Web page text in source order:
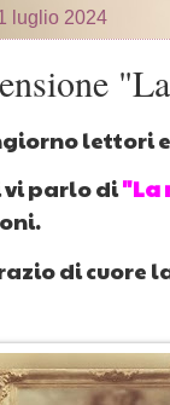
luglio 2024
lettori
vi parlo di"La
di cuore